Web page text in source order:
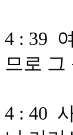
4 : 39
므로 그
4 : 40